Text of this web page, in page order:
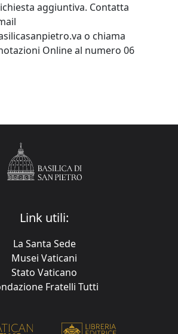
aggiuntiva. Contatta
o chiama
Online al numero 06
Link utili:
La Santa Sede
Musei Vaticani
Stato Vaticano
Fratelli Tutti